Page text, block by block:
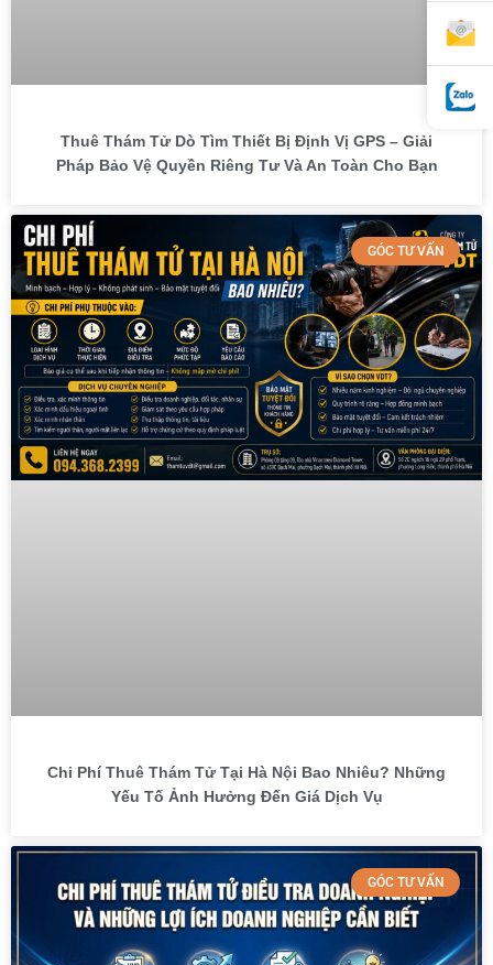
Thuê Thám Tử Dò Tìm Thiết Bị Định Vị GPS – Giải
Pháp Bảo Vệ Quyền Riêng Tư Và An Toàn Cho Bạn
GÓC TƯ VẤN
Chi Phí Thuê Thám Tử Tại Hà Nội Bao Nhiêu? Những
Yếu Tố Ảnh Hưởng Đến Giá Dịch Vụ
GÓC TƯ VẤN